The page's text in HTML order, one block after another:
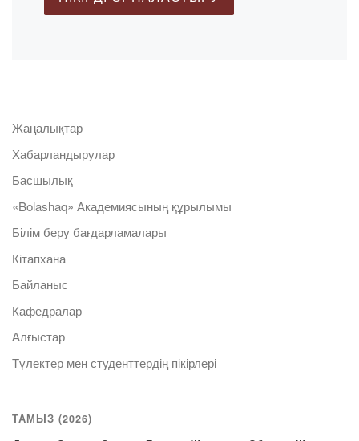
Жаңалықтар
Хабарландырулар
Басшылық
«Bolashaq» Академиясының құрылымы
Білім беру бағдарламалары
Кітапхана
Байланыс
Кафедралар
Алғыстар
Түлектер мен студенттердің пікірлері
ТАМЫЗ (2026)